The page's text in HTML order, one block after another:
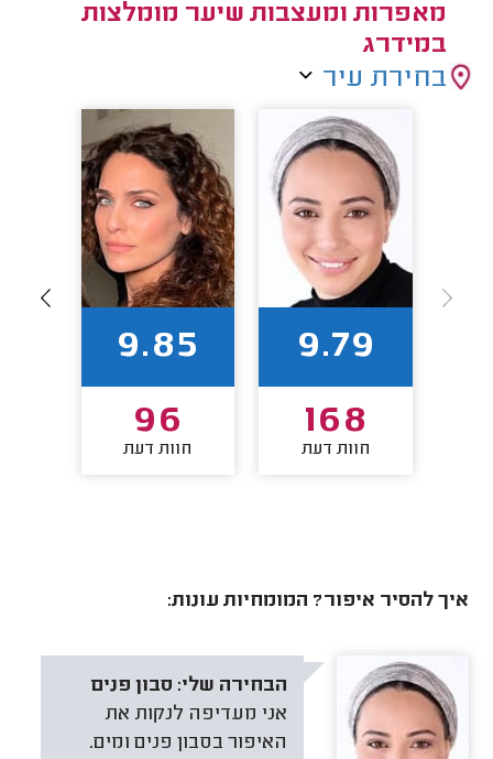
מאפרות ומעצבות שיער מומלצות
במידרג
בחירת עיר
9.79
168
חוות דעת
9.85
96
חוות דעת
איך להסיר איפור? המומחיות עונות:
הבחירה שלי: סבון פנים
אני מעדיפה לנקות את
האיפור בסבון פנים ומים.